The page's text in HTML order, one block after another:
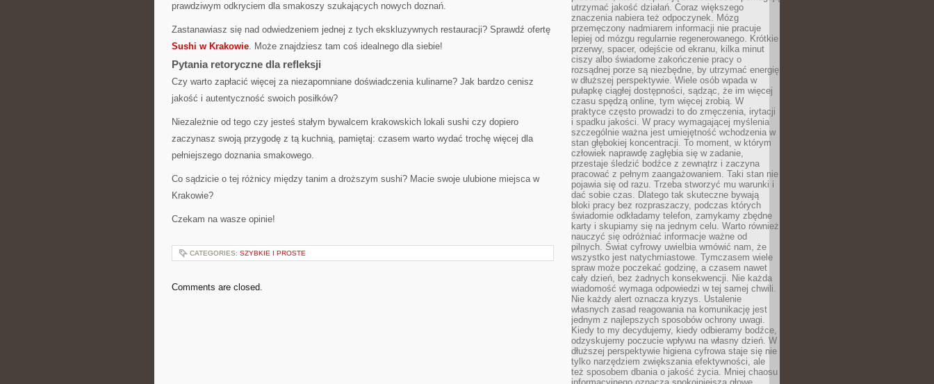
prawdziwym odkryciem dla smakoszy szukających nowych doznań.
Zastanawiasz się nad odwiedzeniem jednej z tych ekskluzywnych restauracji? Sprawdź ofertę
Sushi w Krakowie. Może znajdziesz tam coś idealnego dla siebie!
Pytania retoryczne dla refleksji
Czy warto zapłacić więcej za niezapomniane doświadczenia kulinarne? Jak bardzo cenisz
jakość i autentyczność swoich posiłków?
Niezależnie od tego czy jesteś stałym bywalcem krakowskich lokali sushi czy dopiero
zaczynasz swoją przygodę z tą kuchnią, pamiętaj: czasem warto wydać trochę więcej dla
pełniejszego doznania smakowego.
Co sądzicie o tej różnicy między tanim a droższym sushi? Macie swoje ulubione miejsca w
Krakowie?
Czekam na wasze opinie!
CATEGORIES: SZYBKIE I PROSTE
Comments are closed.
utrzymać jakość działań. Coraz większego
znaczenia nabiera też odpoczynek. Mózg
przemęczony nadmiarem informacji nie pracuje
lepiej od mózgu regularnie regenerowanego. Krótkie
przerwy, spacer, odejście od ekranu, kilka minut
ciszy albo świadome zakończenie pracy o
rozsądnej porze są niezbędne, by utrzymać energię
w dłuższej perspektywie. Wiele osób wpada w
pułapkę ciągłej dostępności, sądząc, że im więcej
czasu spędzą online, tym więcej zrobią. W
praktyce często prowadzi to do zmęczenia, irytacji
i spadku jakości. W pracy wymagającej myślenia
szczególnie ważna jest umiejętność wchodzenia w
stan głębokiej koncentracji. To moment, w którym
człowiek naprawdę zagłębia się w zadanie,
przestaje śledzić bodźce z zewnątrz i zaczyna
pracować z pełnym zaangażowaniem. Taki stan nie
pojawia się od razu. Trzeba stworzyć mu warunki i
dać sobie czas. Dlatego tak skuteczne bywają
bloki pracy bez rozpraszaczy, podczas których
świadomie odkładamy telefon, zamykamy zbędne
karty i skupiamy się na jednym celu. Warto również
nauczyć się odróżniać informacje ważne od
pilnych. Świat cyfrowy uwielbia wmówić nam, że
wszystko jest natychmiastowe. Tymczasem wiele
spraw może poczekać godzinę, a czasem nawet
cały dzień, bez żadnych konsekwencji. Nie każda
wiadomość wymaga odpowiedzi w tej samej chwili.
Nie każdy alert oznacza kryzys. Ustalenie
własnych zasad reagowania na komunikację jest
jednym z najlepszych sposobów ochrony uwagi.
Kiedy to my decydujemy, kiedy odbieramy bodźce,
odzyskujemy poczucie wpływu na własny dzień. W
dłuższej perspektywie higiena cyfrowa staje się nie
tylko narzędziem zwiększania efektywności, ale
też sposobem dbania o jakość życia. Mniej chaosu